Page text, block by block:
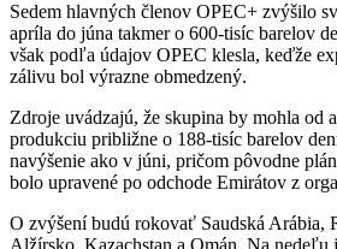
Sedem hlavných členov OPEC+ zvýšilo
apríla do júna takmer o 600-tisíc barelov
však podľa údajov OPEC klesla, keďže
zálivu bol výrazne obmedzený.
Zdroje uvádzajú, že skupina by mohla od
produkciu približne o 188-tisíc barelov
navýšenie ako v júni, pričom pôvodne
bolo upravené po odchode Emirátov z
O zvýšení budú rokovať Saudská Arábia,